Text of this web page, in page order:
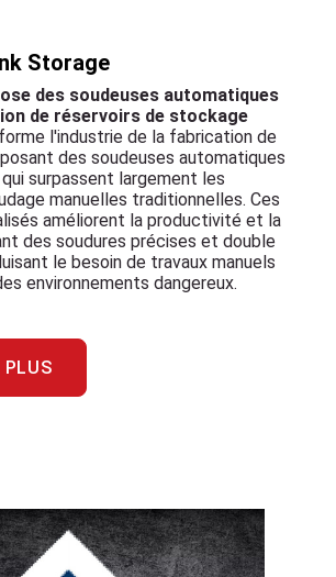
Storage
des soudeuses automatiques
de réservoirs de stockage
l'industrie de la fabrication de
des soudeuses automatiques
surpassent largement les
manuelles traditionnelles. Ces
améliorent la productivité et la
des soudures précises et double
le besoin de travaux manuels
environnements dangereux.
PLUS